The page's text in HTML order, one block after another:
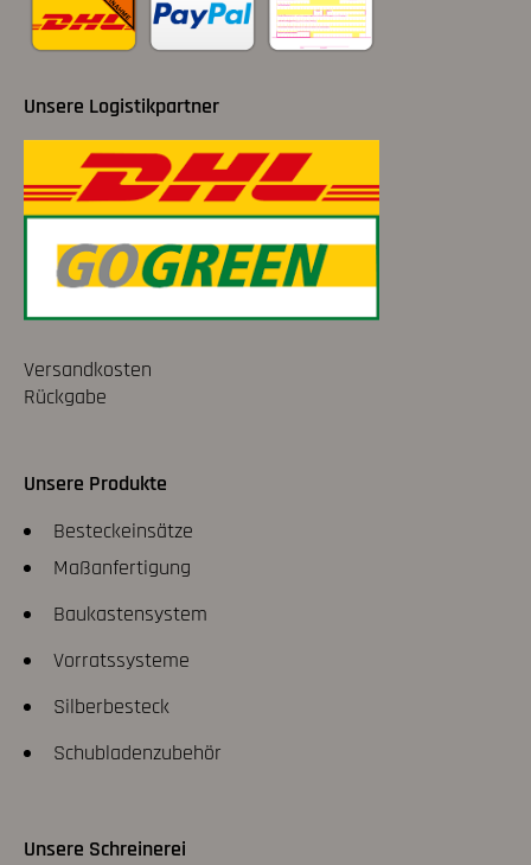
Unsere Logistikpartner
Versandkosten
Rückgabe
Unsere Produkte
Besteckeinsätze
Maßanfertigung
Baukastensystem
Vorratssysteme
Silberbesteck
Schubladenzubehör
Unsere Schreinerei